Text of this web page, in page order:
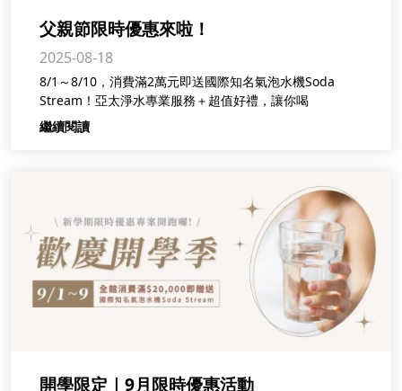
父親節限時優惠來啦！
2025-08-18
8/1～8/10，消費滿2萬元即送國際知名氣泡水機Soda
Stream！亞太淨水專業服務＋超值好禮，讓你喝
繼續閱讀
開學限定｜9月限時優惠活動